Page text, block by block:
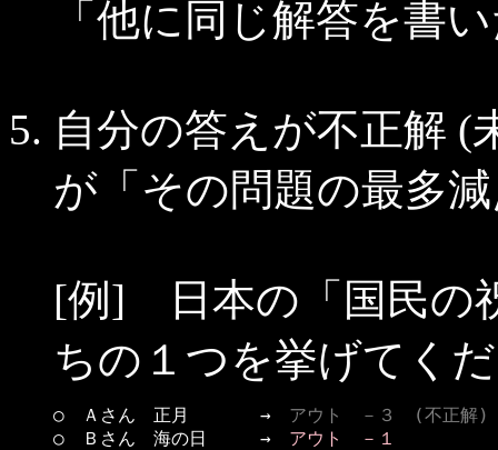
「他に同じ解答を書
自分の答えが不正解 (
が「その問題の最多
[例] 日本の「国民の
ちの１つを挙げてく
○　Ａさん　正月　　　　→ アウト　－３　(不正解)
○　Ｂさん　海の日　　　→ アウト　－１